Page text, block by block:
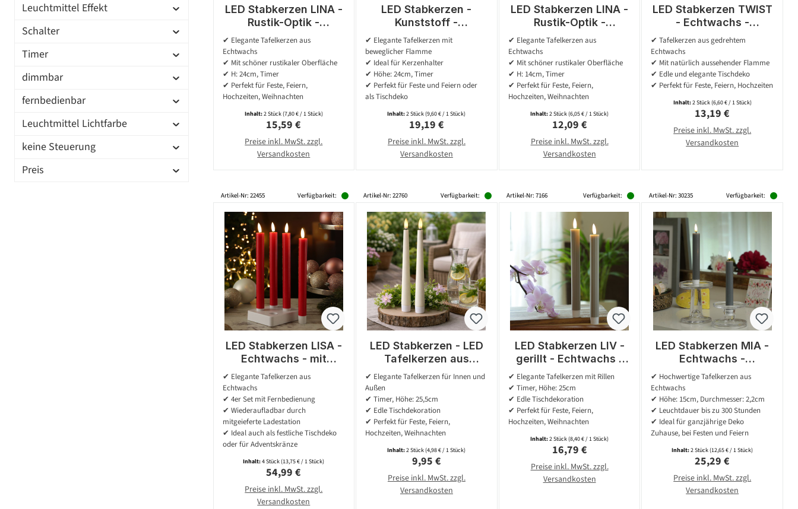
Leuchtmittel Effekt
Schalter
Timer
dimmbar
fernbedienbar
Leuchtmittel Lichtfarbe
keine Steuerung
Preis
LED Stabkerzen LINA -
Rustik-Optik -
Echtwachs - 3D
Flamme - H: 24cm -
Timer - grau - 2er Set
✔ Elegante Tafelkerzen aus
Echtwachs
✔ Mit schöner rustikaler Oberfläche
✔ H: 24cm, Timer
✔ Perfekt für Feste, Feiern,
Hochzeiten, Weihnachten
Inhalt:2 Stück(7,80 € / 1 Stück)
Regulärer Preis:
15,59 €
Preise inkl. MwSt. zzgl.
Versandkosten
LED Stabkerzen -
Kunststoff -
bewegliche Flamme -
Timer - H: 24cm - rot -
2er Set
✔ Elegante Tafelkerzen mit
beweglicher Flamme
✔ Ideal für Kerzenhalter
✔ Höhe: 24cm, Timer
✔ Perfekt für Feste und Feiern oder
als Tischdeko
Inhalt:2 Stück(9,60 € / 1 Stück)
Regulärer Preis:
19,19 €
Preise inkl. MwSt. zzgl.
Versandkosten
LED Stabkerzen LINA -
Rustik-Optik -
Echtwachs - 3D
Flamme - H: 14cm -
Timer - braun - 2er Set
✔ Elegante Tafelkerzen aus
Echtwachs
✔ Mit schöner rustikaler Oberfläche
✔ H: 14cm, Timer
✔ Perfekt für Feste, Feiern,
Hochzeiten, Weihnachten
Inhalt:2 Stück(6,05 € / 1 Stück)
Regulärer Preis:
12,09 €
Preise inkl. MwSt. zzgl.
Versandkosten
LED Stabkerzen TWIST
- Echtwachs -
flackernde 3D Flamme
- H: 25cm - Timer -
hellrosa - 2er Set
✔ Tafelkerzen aus gedrehtem
Echtwachs
✔ Mit natürlich aussehender Flamme
✔ Edle und elegante Tischdeko
✔ Perfekt für Feste, Feiern, Hochzeiten
Inhalt:2 Stück(6,60 € / 1 Stück)
Regulärer Preis:
13,19 €
Preise inkl. MwSt. zzgl.
Versandkosten
Artikel-Nr: 22455 Verfügbarkeit:
LED Stabkerzen LISA -
Echtwachs - mit
Ladestation - inkl.
Fernbedienung - H:
25cm - rot - 4er Set
✔ Elegante Tafelkerzen aus
Echtwachs
✔ 4er Set mit Fernbedienung
✔ Wiederaufladbar durch
mitgeieferte Ladestation
✔ Ideal auch als festliche Tischdeko
oder für Adventskränze
Inhalt:4 Stück(13,75 € / 1 Stück)
Regulärer Preis:
54,99 €
Preise inkl. MwSt. zzgl.
Versandkosten
Artikel-Nr: 22760 Verfügbarkeit:
LED Stabkerzen - LED
Tafelkerzen aus
Kunststoff - H: 25,5cm
Innen/Außen - weiß
✔ Elegante Tafelkerzen für Innen und
Außen
✔ Timer, Höhe: 25,5cm
✔ Edle Tischdekoration
✔ Perfekt für Feste, Feiern,
Hochzeiten, Weihnachten
Inhalt:2 Stück(4,98 € / 1 Stück)
Regulärer Preis:
9,95 €
Preise inkl. MwSt. zzgl.
Versandkosten
Artikel-Nr: 7166 Verfügbarkeit:
LED Stabkerzen LIV -
gerillt - Echtwachs -
flackernd - H: 25cm -
Timer - grau - 2er Set
✔ Elegante Tafelkerzen mit Rillen
✔ Timer, Höhe: 25cm
✔ Edle Tischdekoration
✔ Perfekt für Feste, Feiern,
Hochzeiten, Weihnachten
Inhalt:2 Stück(8,40 € / 1 Stück)
Regulärer Preis:
16,79 €
Preise inkl. MwSt. zzgl.
Versandkosten
Artikel-Nr: 30235 Verfügbarkeit:
LED Stabkerzen MIA -
Echtwachs -
realistische 3D
Flamme - H: 15cm -
Batteriebetrieb - grau -
2 St
✔ Hochwertige Tafelkerzen aus
Echtwachs
✔ Höhe: 15cm, Durchmesser: 2,2cm
✔ Leuchtdauer bis zu 300 Stunden
✔ Ideal für ganzjährige Deko
Zuhause, bei Festen und Feiern
Inhalt:2 Stück(12,65 € / 1 Stück)
Regulärer Preis:
25,29 €
Preise inkl. MwSt. zzgl.
Versandkosten